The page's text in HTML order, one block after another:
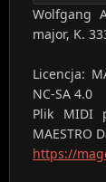
Wolfgang
major, K.
Licencja:
NC-SA 4.0
Plik MIDI
MAESTRO
https://